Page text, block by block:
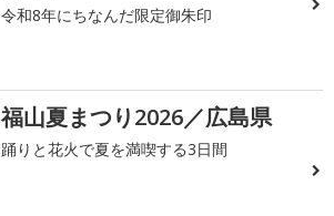
令和8年にちなんだ限定御朱印
福山夏まつり2026／広島県
踊りと花火で夏を満喫する3日間